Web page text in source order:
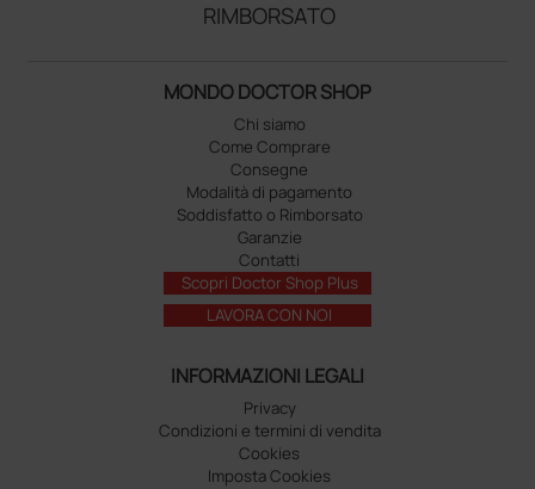
RIMBORSATO
MONDO DOCTOR SHOP
Chi siamo
Come Comprare
Consegne
Modalità di pagamento
Soddisfatto o Rimborsato
Garanzie
Contatti
Scopri Doctor Shop Plus
LAVORA CON NOI
INFORMAZIONI LEGALI
Privacy
Condizioni e termini di vendita
Cookies
Imposta Cookies